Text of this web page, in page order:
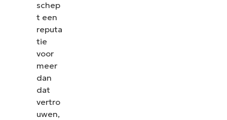
schep
t een
reputa
tie
voor
meer
dan
dat
vertro
uwen,